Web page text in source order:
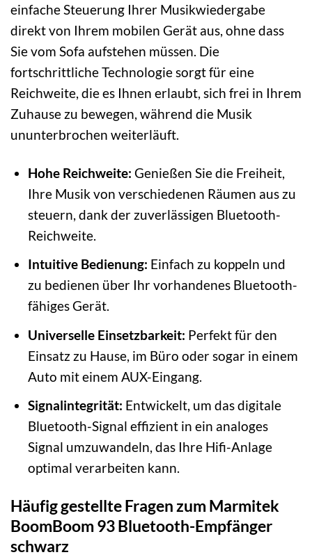
einfache Steuerung Ihrer Musikwiedergabe
direkt von Ihrem mobilen Gerät aus, ohne dass
Sie vom Sofa aufstehen müssen. Die
fortschrittliche Technologie sorgt für eine
Reichweite, die es Ihnen erlaubt, sich frei in Ihrem
Zuhause zu bewegen, während die Musik
ununterbrochen weiterläuft.
Hohe Reichweite: Genießen Sie die Freiheit,
Ihre Musik von verschiedenen Räumen aus zu
steuern, dank der zuverlässigen Bluetooth-
Reichweite.
Intuitive Bedienung: Einfach zu koppeln und
zu bedienen über Ihr vorhandenes Bluetooth-
fähiges Gerät.
Universelle Einsetzbarkeit: Perfekt für den
Einsatz zu Hause, im Büro oder sogar in einem
Auto mit einem AUX-Eingang.
Signalintegrität: Entwickelt, um das digitale
Bluetooth-Signal effizient in ein analoges
Signal umzuwandeln, das Ihre Hifi-Anlage
optimal verarbeiten kann.
Häufig gestellte Fragen zum Marmitek
BoomBoom 93 Bluetooth-Empfänger
schwarz